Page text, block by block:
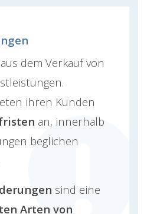
dem Verkauf von
ihren Kunden
an, innerhalb
beglichen
sind eine
Arten von